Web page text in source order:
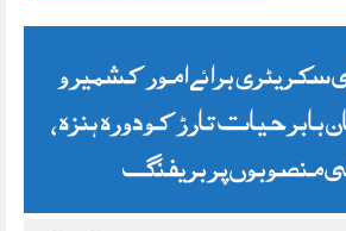
برائے امور کشمیر و
حیات تارڑ کو دورہ ہنزہ،
منصوبوں‌پر بریفنگ